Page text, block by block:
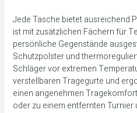
Jede Tasche bietet ausreichend
ist mit zusätzlichen Fächern für
persönliche Gegenstände
Schutzpolster und
Schläger vor extremen
verstellbaren Tragegurte und
einen angenehmen
oder zu einem entfernten Turnier